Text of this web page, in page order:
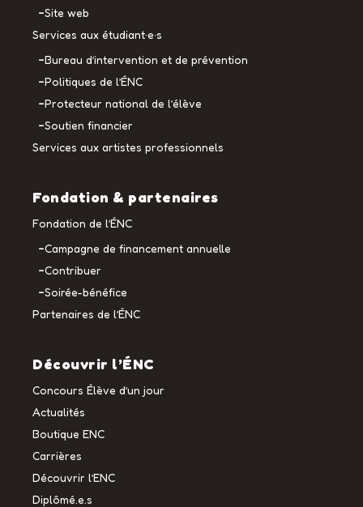
Site web
Services aux étudiant·e·s
Bureau d’intervention et de prévention
Politiques de l’ÉNC
Protecteur national de l’élève
Soutien financier
Services aux artistes professionnels
Fondation & partenaires
Fondation de l’ÉNC
Campagne de financement annuelle
Contribuer
Soirée-bénéfice
Partenaires de l’ÉNC
Découvrir l’ÉNC
Concours Élève d’un jour
Actualités
Boutique ENC
Carrières
Découvrir l’ENC
Diplômé.e.s